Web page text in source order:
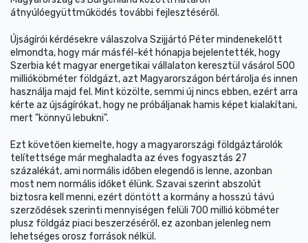
átnyúlóegyüttműködés további fejlesztéséről.
Újságírói kérdésekre válaszolva Szijjártó Péter mindenekelőtt
elmondta, hogy már másfél-két hónapja bejelentették, hogy
Szerbia két magyar energetikai vállalaton keresztül vásárol 500
millióköbméter földgázt, azt Magyarországon bértárolja és innen
használja majd fel. Mint közölte, semmi új nincs ebben, ezért arra
kérte az újságírókat, hogy ne próbáljanak hamis képet kialakítani,
mert "könnyű lebukni".
Ezt követően kiemelte, hogy a magyarországi földgáztárolók
telítettsége már meghaladta az éves fogyasztás 27
százalékát, ami normális időben elegendő is lenne, azonban
most nem normális időket élünk. Szavai szerint abszolút
biztosra kell menni, ezért döntött a kormány a hosszú távú
szerződések szerinti mennyiségen felüli 700 millió köbméter
plusz földgáz piaci beszerzéséről, ez azonban jelenleg nem
lehetséges orosz források nélkül.